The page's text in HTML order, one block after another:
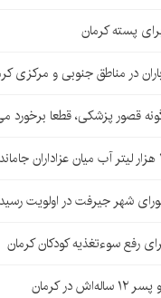
پسته کرمان
در مناطق جنوبی و مرکزی
قصور پزشکی، قطعا برخورد
شهر جیرفت در اولویت
رفع سوءتغذیه کودکان کرمان
در کرمان